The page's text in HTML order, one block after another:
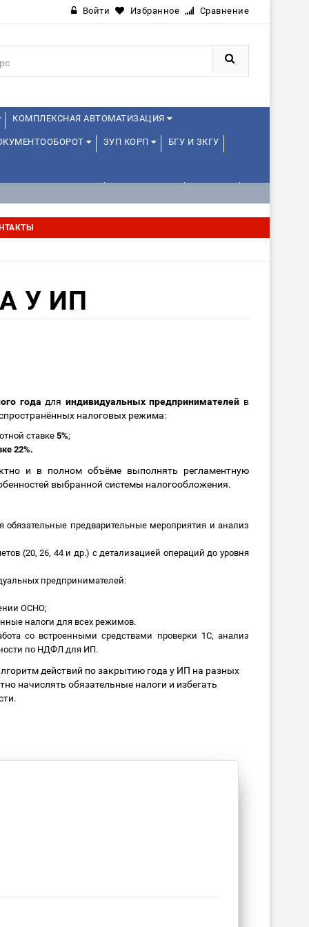
Войти Избранное Сравнение
КОМПЛЕКСНАЯ АВТОМАТИЗАЦИЯ
ЗУП КОРП БГУ И ЗКГУ
У ИП
года для индивидуальных предпринимателей в
налоговых режима:
ставке 5%;
22%.
и в полном объёме выполнять регламентную
выбранной системы налогообложения.
предварительные мероприятия и анализ
(20, 26, 44 и др.) с детализацией операций до уровня
предпринимателей:
ОСНО;
налоги для всех режимов.
со встроенными средствами проверки 1С, анализ
по НДФЛ для ИП.
действий по закрытию года у ИП на разных
начислять обязательные налоги и избегать